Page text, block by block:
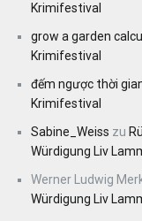
Krimifestival
grow a garden
Krimifestival
đếm ngược thời
Krimifestival
Sabine_Weiss zu
Würdigung Liv
Werner Ludwig
Würdigung Liv